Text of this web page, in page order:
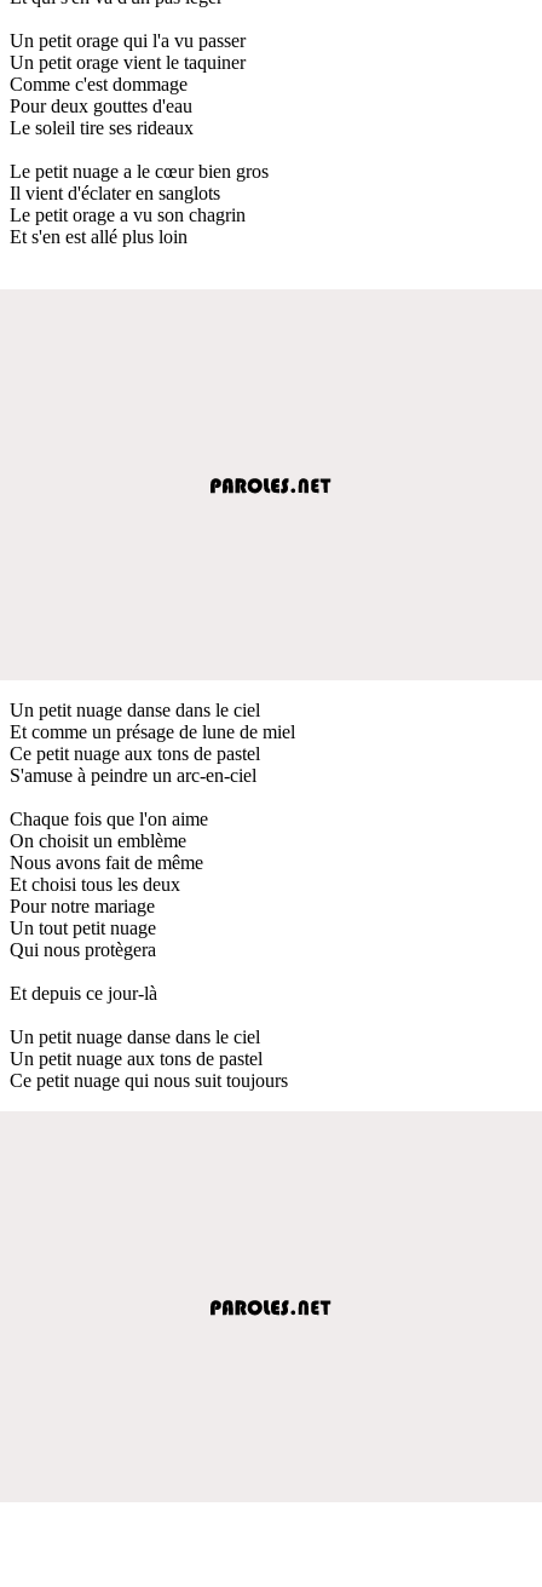
Un petit orage qui l'a vu passer
Un petit orage vient le taquiner
Comme c'est dommage
Pour deux gouttes d'eau
Le soleil tire ses rideaux
Le petit nuage a le cœur bien gros
Il vient d'éclater en sanglots
Le petit orage a vu son chagrin
Et s'en est allé plus loin
Un petit nuage danse dans le ciel
Et comme un présage de lune de miel
Ce petit nuage aux tons de pastel
S'amuse à peindre un arc-en-ciel
Chaque fois que l'on aime
On choisit un emblème
Nous avons fait de même
Et choisi tous les deux
Pour notre mariage
Un tout petit nuage
Qui nous protègera
Et depuis ce jour-là
Un petit nuage danse dans le ciel
Un petit nuage aux tons de pastel
Ce petit nuage qui nous suit toujours